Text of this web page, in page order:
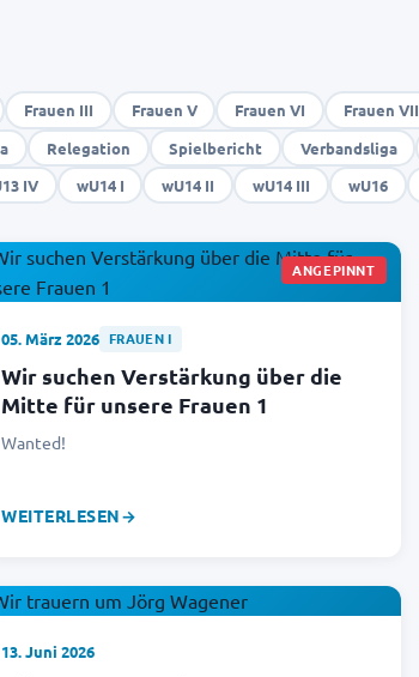
Frauen III Frauen V Frauen VI Frauen VII
Relegation Spielbericht Verbandsliga
IV wU14 I wU14 II wU14 III wU16
ANGEPINNT
05. März 2026 FRAUEN I
Wir suchen Verstärkung über die
Mitte für unsere Frauen 1
Wanted!
WEITERLESEN→
13. Juni 2026